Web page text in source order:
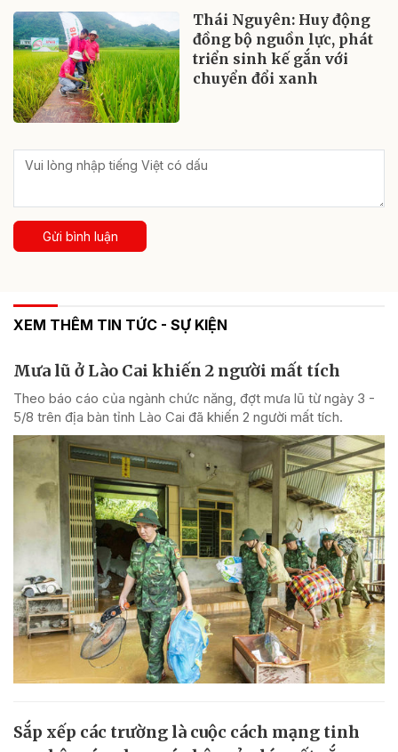
Thái Nguyên: Huy động
đồng bộ nguồn lực, phát
triển sinh kế gắn với
chuyển đổi xanh
Gửi bình luận
XEM THÊM TIN TỨC - SỰ KIỆN
Mưa lũ ở Lào Cai khiến 2 người mất tích
Theo báo cáo của ngành chức năng, đợt mưa lũ từ ngày 3 -
5/8 trên địa bàn tỉnh Lào Cai đã khiến 2 người mất tích.
Sắp xếp các trường là cuộc cách mạng tinh